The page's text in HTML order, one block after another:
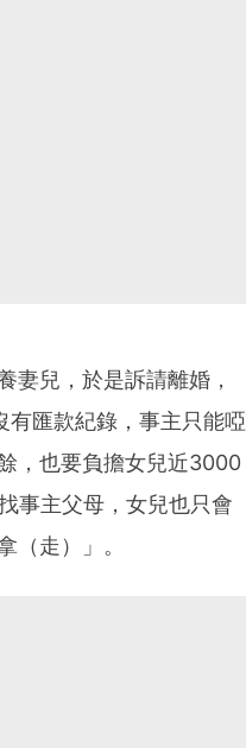
妻兒，於是訴請離婚，
有匯款紀錄，事主只能啞
，也要負擔女兒近3000
事主父母，女兒也只會
（走）」。